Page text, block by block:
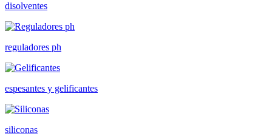
disolventes
reguladores ph
espesantes y gelificantes
siliconas